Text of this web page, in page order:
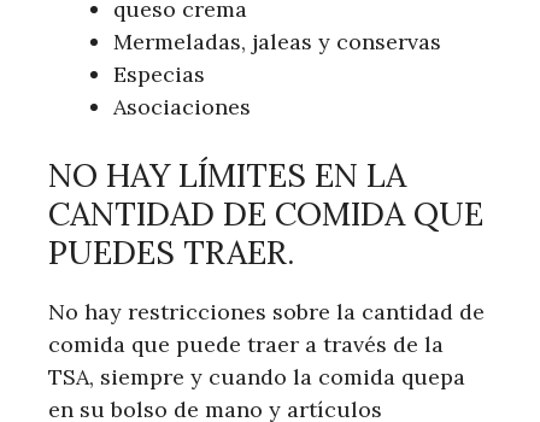
queso crema
Mermeladas, jaleas y conservas
Especias
Asociaciones
NO HAY LÍMITES EN LA
CANTIDAD DE COMIDA QUE
PUEDES TRAER.
No hay restricciones sobre la cantidad de
comida que puede traer a través de la
TSA, siempre y cuando la comida quepa
en su bolso de mano y artículos